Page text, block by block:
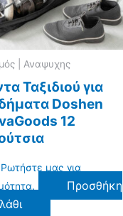
| Αναψυχης
Ταξιδιού για
Doshen
12
Ρωτήστε μας για
Προσθήκη